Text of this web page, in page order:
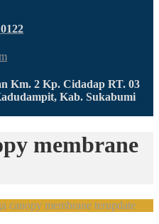
Km. 2 Kp. Cidadap RT. 03
Kab. Sukabumi
membrane
canopy membrane terupdate